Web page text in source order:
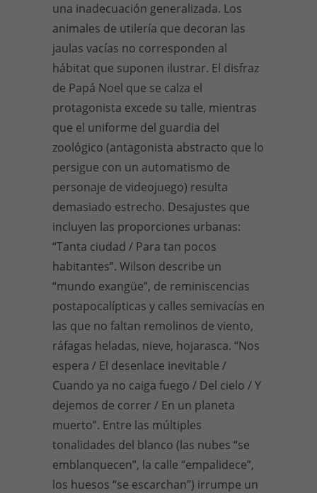
una inadecuación generalizada. Los
animales de utilería que decoran las
jaulas vacías no corresponden al
hábitat que suponen ilustrar. El disfraz
de Papá Noel que se calza el
protagonista excede su talle, mientras
que el uniforme del guardia del
zoológico (antagonista abstracto que lo
persigue con un automatismo de
personaje de videojuego) resulta
demasiado estrecho. Desajustes que
incluyen las proporciones urbanas:
“Tanta ciudad / Para tan pocos
habitantes”. Wilson describe un
“mundo exangüe”, de reminiscencias
postapocalípticas y calles semivacías en
las que no faltan remolinos de viento,
ráfagas heladas, nieve, hojarasca. “Nos
espera / El desenlace inevitable /
Cuando ya no caiga fuego / Del cielo / Y
dejemos de correr / En un planeta
muerto”. Entre las múltiples
tonalidades del blanco (las nubes “se
emblanquecen”, la calle “empalidece”,
los huesos “se escarchan”) irrumpe un